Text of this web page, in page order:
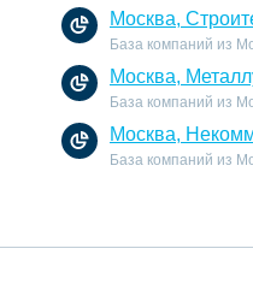
Москва,
База компаний из
Москва,
База компаний из
Москва,
База компаний из